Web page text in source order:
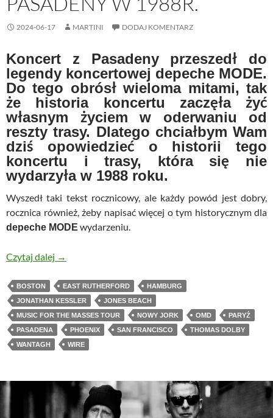
2024-06-17 MARTINI DODAJ KOMENTARZ
Koncert z Pasadeny przeszedł do
legendy koncertowej depeche MODE.
Do tego obrósł wieloma mitami, tak
że historia koncertu zaczęła żyć
własnym życiem w oderwaniu od
reszty trasy. Dlatego chciałbym Wam
dziś opowiedzieć o historii tego
koncertu i trasy, która się nie
wydarzyła w 1988 roku.
Wyszedł taki tekst rocznicowy, ale każdy powód jest dobry,
rocznica również, żeby napisać więcej o tym historycznym dla
depeche MODE wydarzeniu.
Czytaj dalej Mogły być dwie Pasadeny w 1988r.
→
BOSTON EAST RUTHERFORD
HAMBURG
JONATHAN KESSLER
JONES BEACH
MUSIC FOR THE MASSES TOUR
NOWY JORK OMD
PARYŻ
PASADENA
PHOENIX SAN FRANCISCO
THOMAS DOLBY
WANTAGH
WIRE